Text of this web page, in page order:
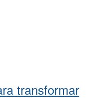
transformar